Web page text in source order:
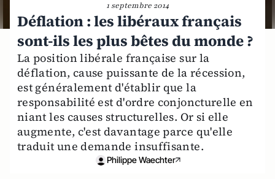
1 septembre 2014
Déflation : les libéraux français
sont-ils les plus bêtes du monde ?
La position libérale française sur la
déflation, cause puissante de la récession,
est généralement d'établir que la
responsabilité est d'ordre conjoncturelle en
niant les causes structurelles. Or si elle
augmente, c'est davantage parce qu'elle
traduit une demande insuffisante.
Philippe Waechter